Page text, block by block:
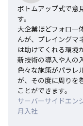
ボトムアップ式で意
す。
大企業ほどフォロー
んが、プレイングマ
は助けてくれる環境
新技術の導入や人の
色々な施策がパラレ
が、その度に周りを
ことができます。
サーバーサイドエン
月入社